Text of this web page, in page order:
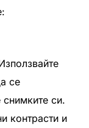
се
снимките си.
контрасти и